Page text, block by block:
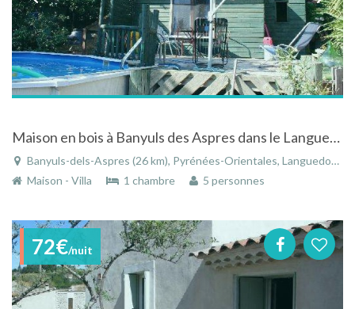
Maison en bois à Banyuls des Aspres dans le Languedoc Roussillon avec piscine à la campagne
Banyuls-dels-Aspres (26 km), Pyrénées-Orientales, Languedoc-Roussillon, Occitanie, France
Maison - Villa
1 chambre 5 personnes
72€/nuit